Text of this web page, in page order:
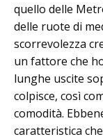
quello delle
delle ruote di
scorrevolezza
un fattore che
lunghe uscite
colpisce, così
comodità.
caratteristica